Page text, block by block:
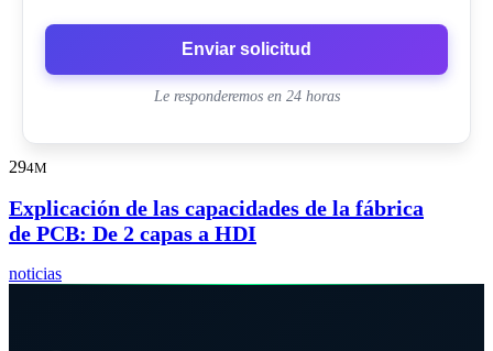
Enviar solicitud
Le responderemos en 24 horas
294M
Explicación de las capacidades de la fábrica
de PCB: De 2 capas a HDI
noticias